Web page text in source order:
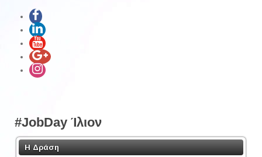
#JobDay Ίλιον
Η Δράση